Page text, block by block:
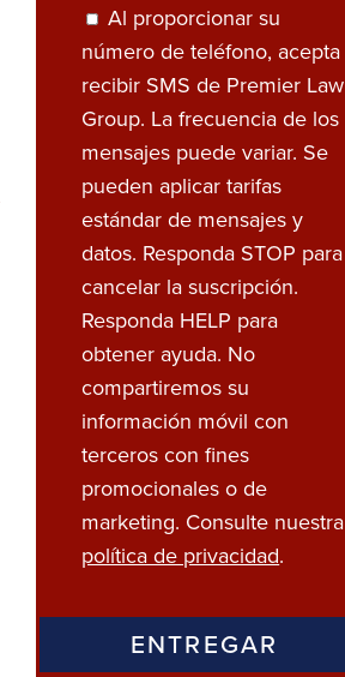
Al proporcionar su
número de teléfono, acepta
recibir SMS de Premier Law
Group. La frecuencia de los
mensajes puede variar. Se
pueden aplicar tarifas
estándar de mensajes y
datos. Responda STOP para
cancelar la suscripción.
Responda HELP para
obtener ayuda. No
compartiremos su
información móvil con
terceros con fines
promocionales o de
marketing. Consulte nuestra
política de privacidad.